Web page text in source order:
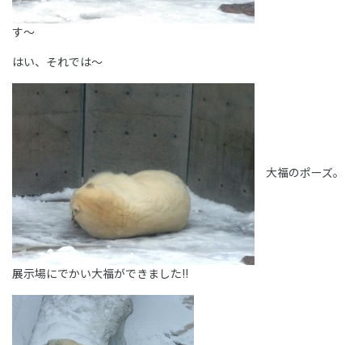
す～
はい、それでは～
大福のポーズ。
展示場にでかい大福ができました!!